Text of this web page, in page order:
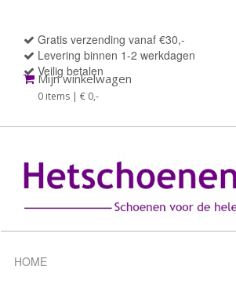
Gratis verzending vanaf €30,-
Levering binnen 1-2 werkdagen
Veilig betalen
Mijn winkelwagen
0 items | € 0,-
HOME